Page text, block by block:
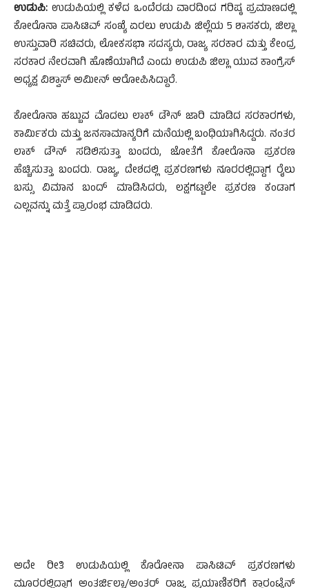
ಉಡುಪಿ: ಉಡುಪಿಯಲ್ಲಿ ಕಳೆದ ಒಂದೆರಡು ವಾರದಿಂದ ಗರಿಷ್ಠ ಪ್ರಮಾಣದಲ್ಲಿ
ಕೋರೊನಾ ಪಾಸಿಟಿವ್ ಸಂಖ್ಯೆ ಏರಲು ಉಡುಪಿ ಜಿಲ್ಲೆಯ 5 ಶಾಸಕರು, ಜಿಲ್ಲಾ
ಉಸ್ತುವಾರಿ ಸಚಿವರು, ಲೋಕಸಭಾ ಸದಸ್ಯರು, ರಾಜ್ಯ ಸರಕಾರ ಮತ್ತು ಕೇಂದ್ರ
ಸರಕಾರ ನೇರವಾಗಿ ಹೊಣೆಯಾಗಿದೆ ಎಂದು ಉಡುಪಿ ಜಿಲ್ಲಾ ಯುವ ಕಾಂಗ್ರೆಸ್
ಅಧ್ಯಕ್ಷ ವಿಶ್ವಾಸ್ ಅಮೀನ್ ಆರೋಪಿಸಿದ್ದಾರೆ.
ಕೋರೊನಾ ಹಬ್ಬುವ ಮೊದಲು ಲಾಕ್ ಡೌನ್ ಜಾರಿ ಮಾಡಿದ ಸರಕಾರಗಳು,
ಕಾರ್ಮಿಕರು ಮತ್ತು ಜನಸಾಮಾನ್ಯರಿಗೆ ಮನೆಯಲ್ಲಿ ಬಂಧಿಯಾಗಿಸಿದ್ದರು. ನಂತರ
ಲಾಕ್ ಡೌನ್ ಸಡಿಲಿಸುತ್ತಾ ಬಂದರು, ಜೋತೆಗೆ ಕೋರೊನಾ ಪ್ರಕರಣ
ಹೆಚ್ಚಿಸುತ್ತಾ ಬಂದರು. ರಾಜ್ಯ, ದೇಶದಲ್ಲಿ ಪ್ರಕರಣಗಳು ನೂರರಲ್ಲಿದ್ದಾಗ ರೈಲು
ಬಸ್ಸು ವಿಮಾನ ಬಂದ್ ಮಾಡಿಸಿದರು, ಲಕ್ಷಗಟ್ಟಲೇ ಪ್ರಕರಣ ಕಂಡಾಗ
ಎಲ್ಲವನ್ನು ಮತ್ತೆ ಪ್ರಾರಂಭ ಮಾಡಿದರು.
ಅದೇ ರೀತಿ ಉಡುಪಿಯಲ್ಲಿ ಕೊರೋನಾ ಪಾಸಿಟಿವ್ ಪ್ರಕರಣಗಳು